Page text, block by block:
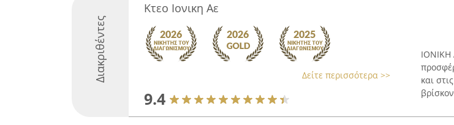
Διακριθέντες
Κτεο Ιονικη Αε
Δείτε περισσότερα >>
9.4
ΙΟΝΙΚΗ
και